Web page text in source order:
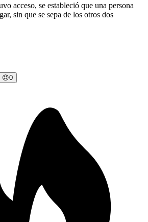
acceso, se estableció que una persona
sin que se sepa de los otros dos
😠0